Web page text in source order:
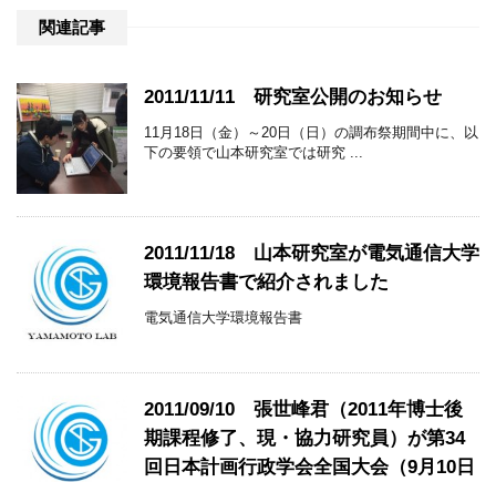
関連記事
2011/11/11 研究室公開のお知らせ
11月18日（金）～20日（日）の調布祭期間中に、以
下の要領で山本研究室では研究 ...
2011/11/18 山本研究室が電気通信大学
環境報告書で紹介されました
電気通信大学環境報告書
2011/09/10 張世峰君（2011年博士後
期課程修了、現・協力研究員）が第34
回日本計画行政学会全国大会（9月10日